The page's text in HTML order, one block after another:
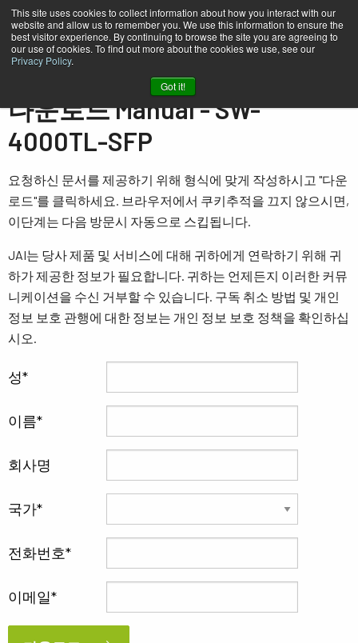
This site uses cookies to collect information about how you interact with our
website and allow us to remember you. We use this information to ensure the
best visitor experience. By continuing to browse the site you are agreeing to
our use of cookies. To find out more about the cookies we use, see our
Privacy Policy.
Got it!
다운로드 Manual - SW-
4000TL-SFP
요청하신 문서를 제공하기 위해 형식에 맞게 작성하시고 "다운
로드"를 클릭하세요. 브라우저에서 쿠키추적을 끄지 않으시면,
이단계는 다음 방문시 자동으로 스킵됩니다.
JAI는 당사 제품 및 서비스에 대해 귀하에게 연락하기 위해 귀
하가 제공한 정보가 필요합니다. 귀하는 언제든지 이러한 커뮤
니케이션을 수신 거부할 수 있습니다. 구독 취소 방법 및 개인
정보 보호 관행에 대한 정보는 개인 정보 보호 정책을 확인하십
시오.
성
이름
회사명
국가
전화번호
이메일